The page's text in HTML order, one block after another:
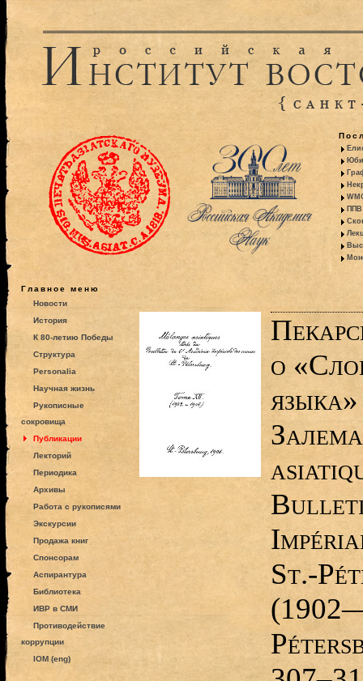
ППВ
Главное меню
Новости
История
К 80-летию Победы
Структура
Personalia
Научная жизнь
Рукописные
сокровища
Публикации
Лекторий
Периодика
Архивы
Работа с рукописями
Экскурсии
Продажа книг
Спонсорам
Аспирантура
Библиотека
ИВР в СМИ
Противодействие
коррупции
IOM (eng)
о
St.-